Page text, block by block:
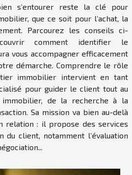
s’entourer reste la clé pour
que ce soit pour l’achat, la
Parcourez les conseils ci-
comment identifier le
vous accompagner efficacement
démarche. Comprendre le rôle
immobilier intervient en tant
pour guider le client tout au
de la recherche à la
Sa mission va bien au-delà
relation : il propose des services
du client, notamment l’évaluation